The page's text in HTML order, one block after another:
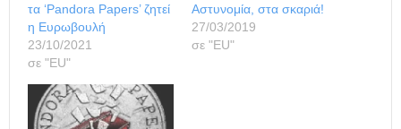
τα ‘Pandora Papers’ ζητεί
η Ευρωβουλή
23/10/2021
σε "ΕU"
Αστυνομία, στα σκαριά!
27/03/2019
σε "ΕU"